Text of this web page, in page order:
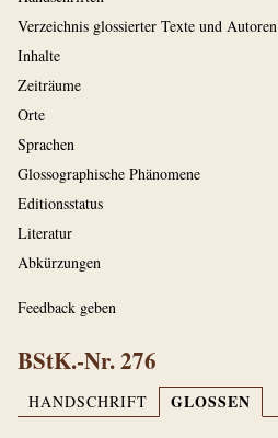
Verzeichnis glossierter Texte und Autoren
Inhalte
Zeiträume
Orte
Sprachen
Glossographische Phänomene
Editionsstatus
Literatur
Abkürzungen
Feedback geben
BStK.-Nr. 276
HANDSCHRIFT GLOSSEN